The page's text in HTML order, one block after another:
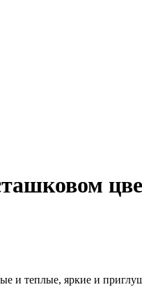
и теплые, яркие и